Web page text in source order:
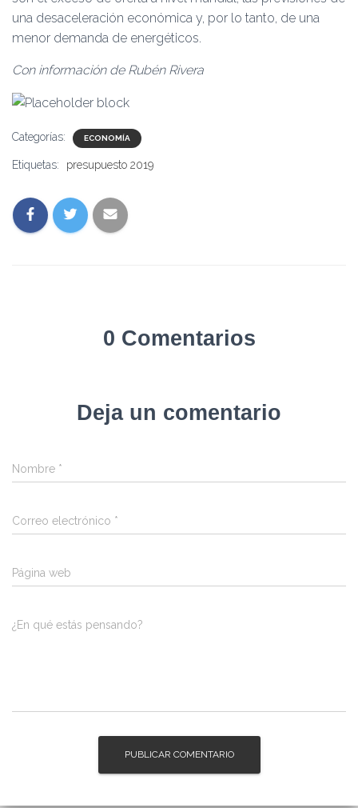
una desaceleración económica y, por lo tanto, de una
menor demanda de energéticos.
Con información de Rubén Rivera
Categorías: ECONOMÍA
Etiquetas: presupuesto 2019
0 Comentarios
Deja un comentario
Nombre *
Correo electrónico *
Página web
¿En qué estás pensando?